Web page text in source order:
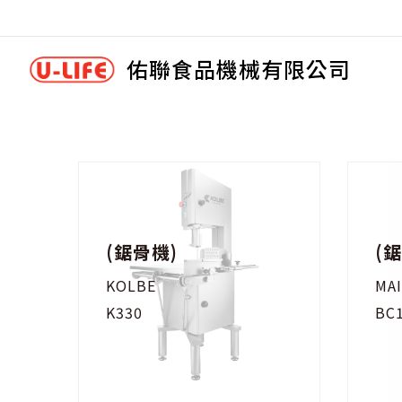
佑聯食品機械有限公司
(鋸骨機)
KOLBE
K330
(